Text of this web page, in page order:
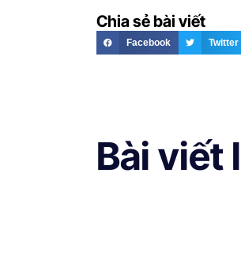
Chia sẻ bài viết
Facebook Twitter
Bài viết